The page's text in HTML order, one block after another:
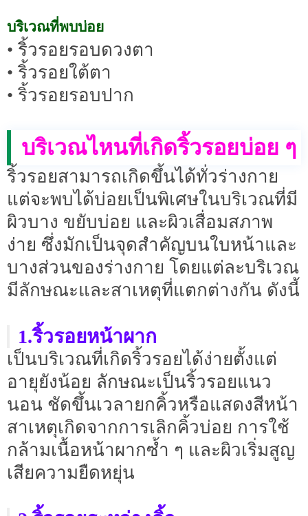
บริเวณที่พบบ่อย
• ริ้วรอยรอบดวงตา
• ริ้วรอยใต้ตา
• ริ้วรอยรอบปาก
บริเวณไหนที่เกิดริ้วรอยบ่อย ๆ
ริ้วรอยสามารถเกิดขึ้นได้ทั่วร่างกาย
แต่จะพบได้บ่อยเป็นพิเศษในบริเวณที่มี
ผิวบาง ขยับบ่อย และผิวเสื่อมสภาพ
ง่าย ซึ่งมักเป็นจุดสำคัญบนใบหน้าและ
บางส่วนของร่างกาย โดยแต่ละบริเวณ
มีลักษณะและสาเหตุที่แตกต่างกัน ดังนี้
1.ริ้วรอยหน้าผาก
เป็นบริเวณที่เกิดริ้วรอยได้ง่ายตั้งแต่
อายุยังน้อย ลักษณะเป็นริ้วรอยแนว
นอน ชัดขึ้นเวลายกคิ้วหรือแสดงสีหน้า
สาเหตุเกิดจากการเลิกคิ้วบ่อย การใช้
กล้ามเนื้อหน้าผากซ้ำ ๆ และผิวเริ่มสูญ
เสียความยืดหยุ่น